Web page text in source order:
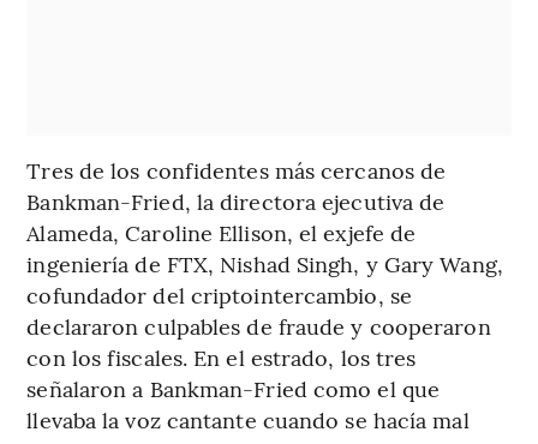
Tres de los confidentes más cercanos de
Bankman-Fried, la directora ejecutiva de
Alameda, Caroline Ellison, el exjefe de
ingeniería de FTX, Nishad Singh, y Gary Wang,
cofundador del criptointercambio, se
declararon culpables de fraude y cooperaron
con los fiscales. En el estrado, los tres
señalaron a Bankman-Fried como el que
llevaba la voz cantante cuando se hacía mal